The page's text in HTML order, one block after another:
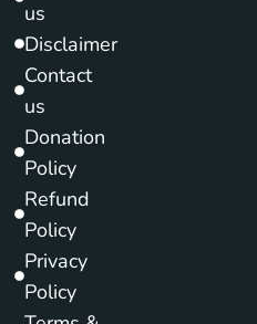
us
Disclaimer
Contact
us
Donation
Policy
Refund
Policy
Privacy
Policy